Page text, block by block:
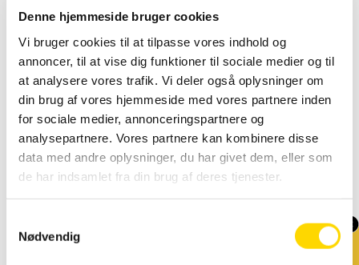
Denne hjemmeside bruger cookies
Vi bruger cookies til at tilpasse vores indhold og
annoncer, til at vise dig funktioner til sociale medier og til
at analysere vores trafik. Vi deler også oplysninger om
din brug af vores hjemmeside med vores partnere inden
for sociale medier, annonceringspartnere og
analysepartnere. Vores partnere kan kombinere disse
data med andre oplysninger, du har givet dem, eller som
de har indsamlet fra din brug af deres tjenester.
Nødvendig
Messediske messeborde
Messeudstyr
Messebord Buet med træ
topplade
DKK 1,566.00
Messeudstyr
Messebord Rund med
hvid/sort topplade
925.00
modtag varen dagen